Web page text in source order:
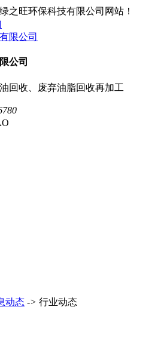
之旺环保科技有限公司网站！
公司
回收、废弃油脂回收再加工
动态 -> 行业动态